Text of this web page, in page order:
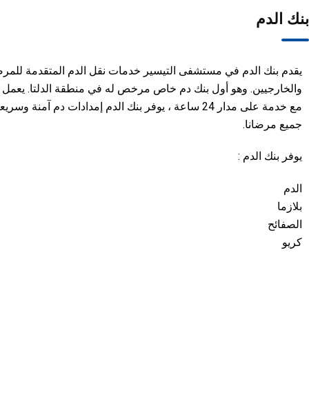
بنك الدم
يقدم بنك الدم في مستشفى التيسير خدمات نقل الدم المتقدمة
والخارجيين. وهو أول بنك دم خاص مرخص له في منطقة الدلتا.
مع خدمة على مدار 24 ساعة ، يوفر بنك الدم إمدادات دم
جميع مرضانا.
يوفر بنك الدم :
الدم
بلازما
الصفائح
كريو